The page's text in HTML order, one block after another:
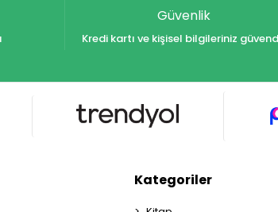
Güvenlik
Kredi kartı ve kişisel bilgileriniz
Kategoriler